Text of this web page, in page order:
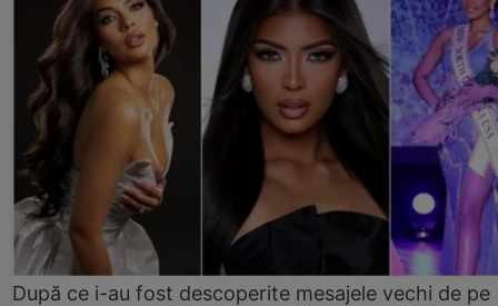
După ce i-au fost descoperite mesajele vechi de pe